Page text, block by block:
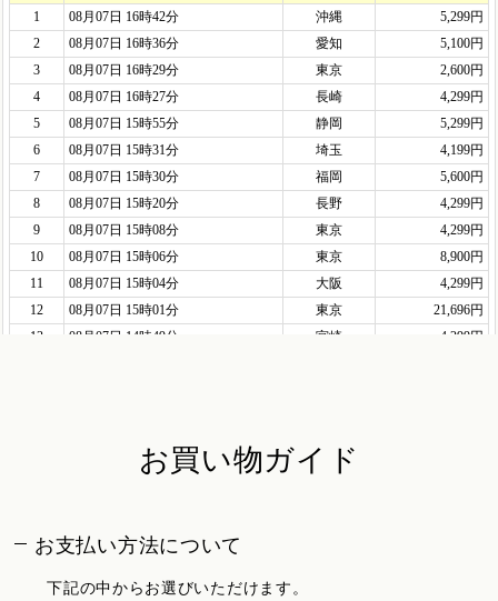
お買い物ガイド
お支払い方法について
下記の中からお選びいただけます。